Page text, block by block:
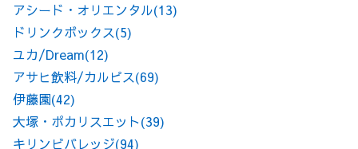
アシード・オリエンタル(13)
ドリンクボックス(5)
ユカ/Dream(12)
アサヒ飲料/カルピス(69)
伊藤園(42)
大塚・ポカリスエット(39)
キリンビバレッジ(94)